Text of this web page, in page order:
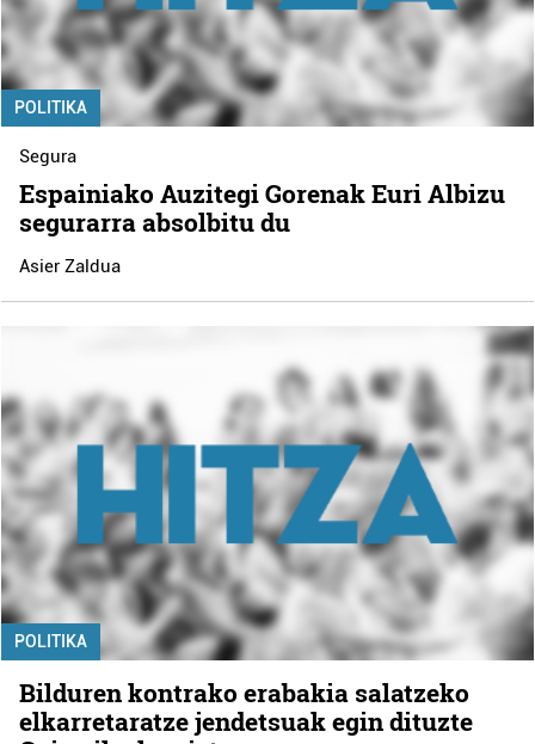
POLITIKA
Segura
Espainiako Auzitegi Gorenak Euri Albizu
segurarra absolbitu du
Asier Zaldua
POLITIKA
Bilduren kontrako erabakia salatzeko
elkarretaratze jendetsuak egin dituzte